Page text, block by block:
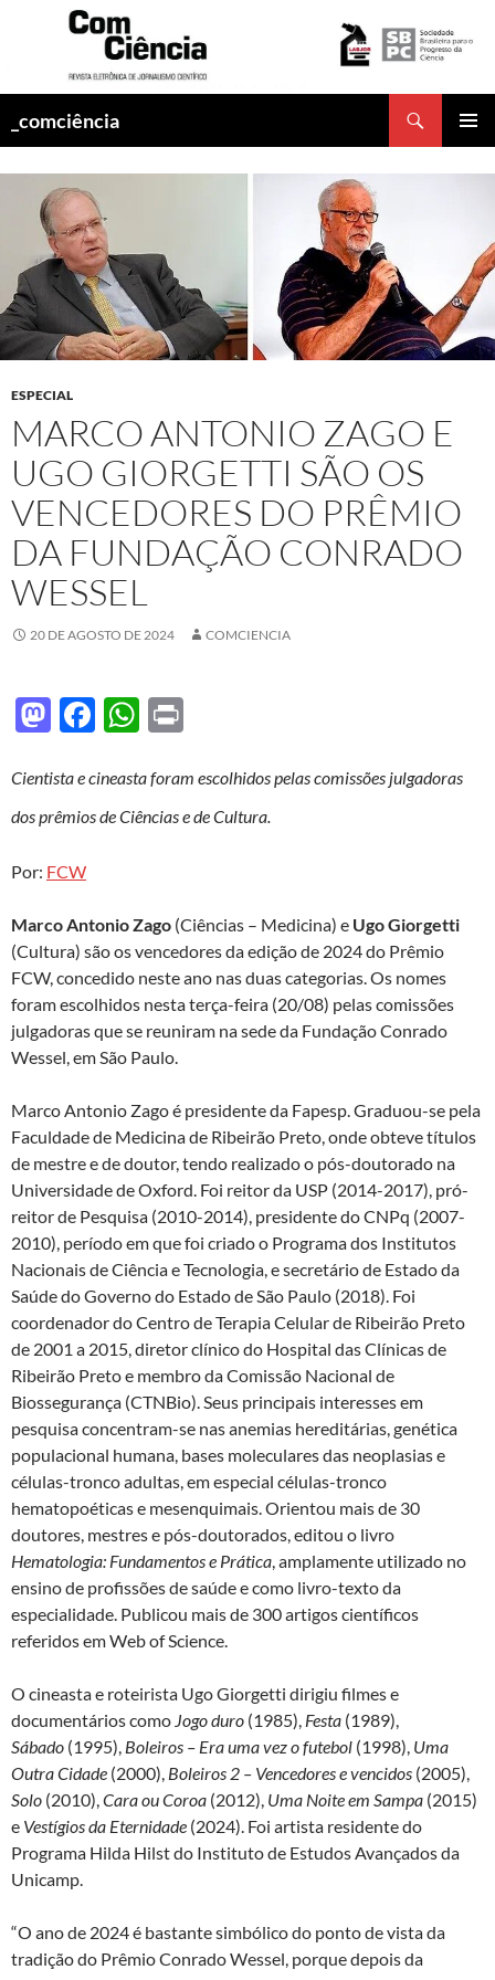
_comciência
CONTEÚDO
ESPECIAL
MARCO ANTONIO ZAGO E
UGO GIORGETTI SÃO OS
VENCEDORES DO PRÊMIO
DA FUNDAÇÃO CONRADO
WESSEL
20 DE AGOSTO DE 2024 COMCIENCIA
M
to
d
o
n
F
e
b
k
W
at
s
p
nt
Cientista e cineasta foram escolhidos pelas comissões julgadoras
dos prêmios de Ciências e de Cultura.
Por: FCW
Marco Antonio Zago (Ciências – Medicina) e Ugo Giorgetti
(Cultura) são os vencedores da edição de 2024 do Prêmio
FCW, concedido neste ano nas duas categorias. Os nomes
foram escolhidos nesta terça-feira (20/08) pelas comissões
julgadoras que se reuniram na sede da Fundação Conrado
Wessel, em São Paulo.
Marco Antonio Zago é presidente da Fapesp. Graduou-se pela
Faculdade de Medicina de Ribeirão Preto, onde obteve títulos
de mestre e de doutor, tendo realizado o pós-doutorado na
Universidade de Oxford. Foi reitor da USP (2014-2017), pró-
reitor de Pesquisa (2010-2014), presidente do CNPq (2007-
2010), período em que foi criado o Programa dos Institutos
Nacionais de Ciência e Tecnologia, e secretário de Estado da
Saúde do Governo do Estado de São Paulo (2018). Foi
coordenador do Centro de Terapia Celular de Ribeirão Preto
de 2001 a 2015, diretor clínico do Hospital das Clínicas de
Ribeirão Preto e membro da Comissão Nacional de
Biossegurança (CTNBio). Seus principais interesses em
pesquisa concentram-se nas anemias hereditárias, genética
populacional humana, bases moleculares das neoplasias e
células-tronco adultas, em especial células-tronco
hematopoéticas e mesenquimais. Orientou mais de 30
doutores, mestres e pós-doutorados, editou o livro
Hematologia: Fundamentos e Prática , amplamente utilizado no
ensino de profissões de saúde e como livro-texto da
especialidade. Publicou mais de 300 artigos científicos
referidos em Web of Science.
O cineasta e roteirista Ugo Giorgetti dirigiu filmes e
documentários como Jogo duro (1985), Festa (1989),
Sábado (1995), Boleiros – Era uma vez o futebol (1998), Uma
Outra Cidade (2000), Boleiros 2 – Vencedores e vencidos (2005),
Solo (2010), Cara ou Coroa (2012), Uma Noite em Sampa (2015)
e Vestígios da Eternidade (2024). Foi artista residente do
Programa Hilda Hilst do Instituto de Estudos Avançados da
Unicamp.
“O ano de 2024 é bastante simbólico do ponto de vista da
tradição do Prêmio Conrado Wessel, porque depois da